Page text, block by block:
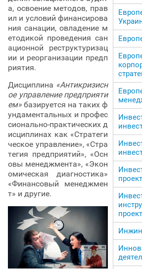
а, освоение методов, прав
ил и условий финансирова
ния санации, овладение м
етодикой проведения сан
ационной реструктуризац
ии и реорганизации предп
риятия.
Дисциплина «Антикризисн
ое управление предприяти
ем» базируется на таких ф
ундаментальных и профес
сионально-практических д
исциплинах как «Стратеги
ческое управление», «Стра
тегия предприятий», «Осн
овы менеджмента», «Экон
омическая диагностика»
«Финансовый менеджмен
т» и другие.